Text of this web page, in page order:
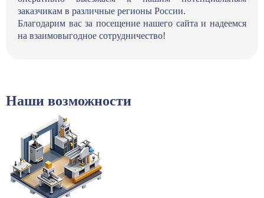
заказчикам в различные регионы России.
Благодарим вас за посещение нашего сайта и надеемся
на взаимовыгодное сотрудничество!
Наши возможности